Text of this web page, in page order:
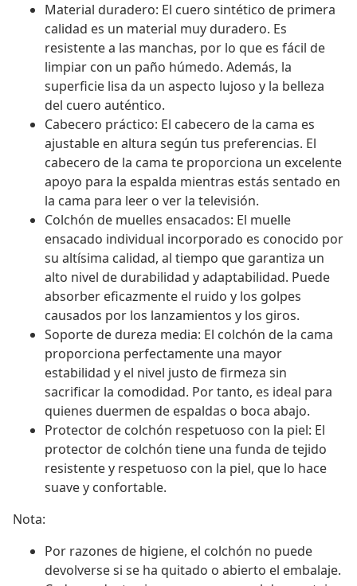
Material duradero: El cuero sintético de primera
calidad es un material muy duradero. Es
resistente a las manchas, por lo que es fácil de
limpiar con un paño húmedo. Además, la
superficie lisa da un aspecto lujoso y la belleza
del cuero auténtico.
Cabecero práctico: El cabecero de la cama es
ajustable en altura según tus preferencias. El
cabecero de la cama te proporciona un excelente
apoyo para la espalda mientras estás sentado en
la cama para leer o ver la televisión.
Colchón de muelles ensacados: El muelle
ensacado individual incorporado es conocido por
su altísima calidad, al tiempo que garantiza un
alto nivel de durabilidad y adaptabilidad. Puede
absorber eficazmente el ruido y los golpes
causados por los lanzamientos y los giros.
Soporte de dureza media: El colchón de la cama
proporciona perfectamente una mayor
estabilidad y el nivel justo de firmeza sin
sacrificar la comodidad. Por tanto, es ideal para
quienes duermen de espaldas o boca abajo.
Protector de colchón respetuoso con la piel: El
protector de colchón tiene una funda de tejido
resistente y respetuoso con la piel, que lo hace
suave y confortable.
Nota:
Por razones de higiene, el colchón no puede
devolverse si se ha quitado o abierto el embalaje.